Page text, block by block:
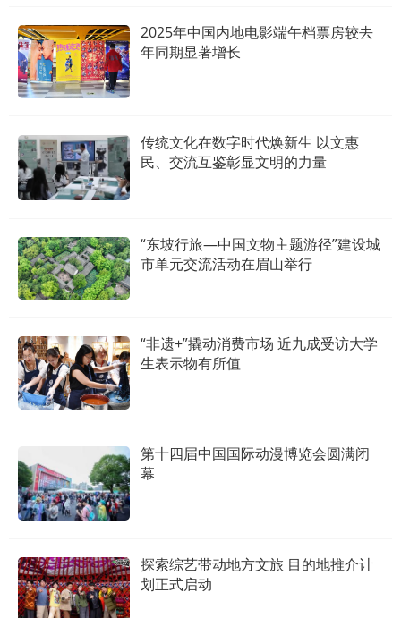
2025年中国内地电影端午档票房较去
年同期显著增长
传统文化在数字时代焕新生 以文惠
民、交流互鉴彰显文明的力量
“东坡行旅—中国文物主题游径”建设城
市单元交流活动在眉山举行
“非遗+”撬动消费市场 近九成受访大学
生表示物有所值
第十四届中国国际动漫博览会圆满闭
幕
探索综艺带动地方文旅 目的地推介计
划正式启动